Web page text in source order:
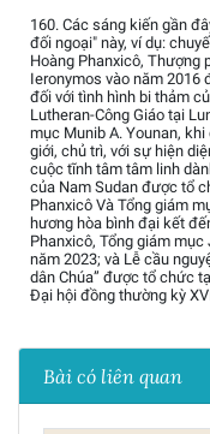
160. Các sáng kiến gần
đối ngoại" này, ví dụ:
Hoàng Phanxicô, Thượng
Ieronymos vào năm 2016
đối với tình hình bi thảm
Lutheran-Công Giáo tại
mục Munib A. Younan,
giới, chủ trì, với sự hiện
cuộc tĩnh tâm tâm linh
của Nam Sudan được tổ
Phanxicô Và Tổng giám
hương hòa bình đại kết
Phanxicô, Tổng giám
năm 2023; và Lễ cầu
dân Chúa” được tổ chức
Đại hội đồng thường kỳ
Bài có liên quan